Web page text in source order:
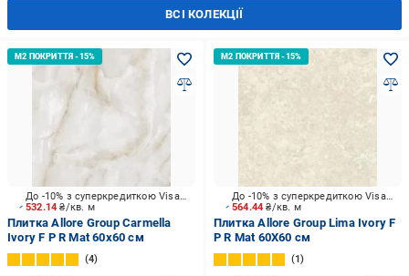
ВСІ КОЛЕКЦІЇ
532.14₴/кв. м
До -10% з суперкредиткою Visa Вигода
Плитка Allore Group Carmella
Ivory F P R Mat 60х60 см
4
564.44₴/кв. м
До -10% з суперкредиткою Visa Вигода
Плитка Allore Group Lima Ivory F
P R Mat 60Х60 см
1